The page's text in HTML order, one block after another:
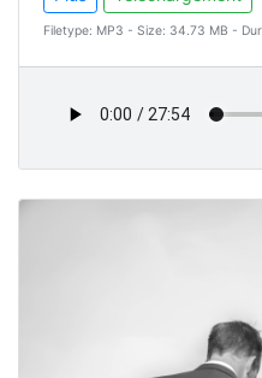
Filetype: MP3 - Size: 34.73 MB -